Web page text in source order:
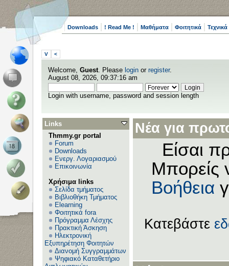
Downloads ! Read Me ! Μαθήματα Φοιτητικά
V <
Welcome, Guest. Please login or register.
August 08, 2026, 09:37:16 am
Login with username, password and session length
Links
Thmmy.gr portal
Forum
Downloads
Ενεργ. Λογαριασμού
Επικοινωνία
Χρήσιμα links
Σελίδα τμήματος
Βιβλιοθήκη Τμήματος
Elearning
Φοιτητικά fora
Πρόγραμμα Λέσχης
Πρακτική Άσκηση
Ηλεκτρονική
Εξυπηρέτηση Φοιτητών
Διανομή Συγγραμμάτων
Ψηφιακό Καταθετήριο
Νέα για
Είσαι
Μπορείς
Βοήθεια
Κατεβάστε